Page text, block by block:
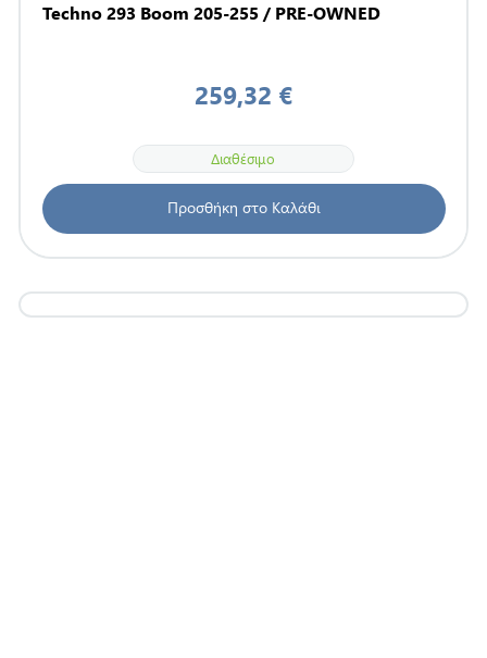
Techno 293 Boom 205-255 / PRE-OWNED
259,32 €
Διαθέσιμο
Προσθήκη στο Καλάθι